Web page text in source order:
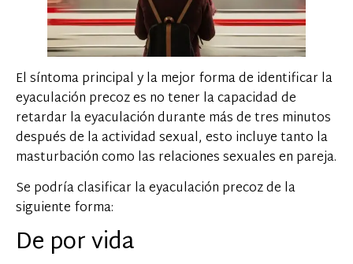
El síntoma principal y la mejor forma de identificar la
eyaculación precoz es no tener la capacidad de
retardar la eyaculación durante más de tres minutos
después de la actividad sexual, esto incluye tanto la
masturbación como las relaciones sexuales en pareja.
Se podría clasificar la eyaculación precoz de la
siguiente forma:
De por vida